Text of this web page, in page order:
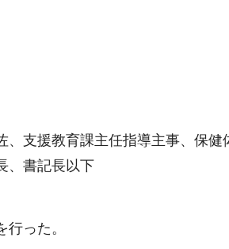
支援教育課主任指導主事、保
、書記長以下
った。